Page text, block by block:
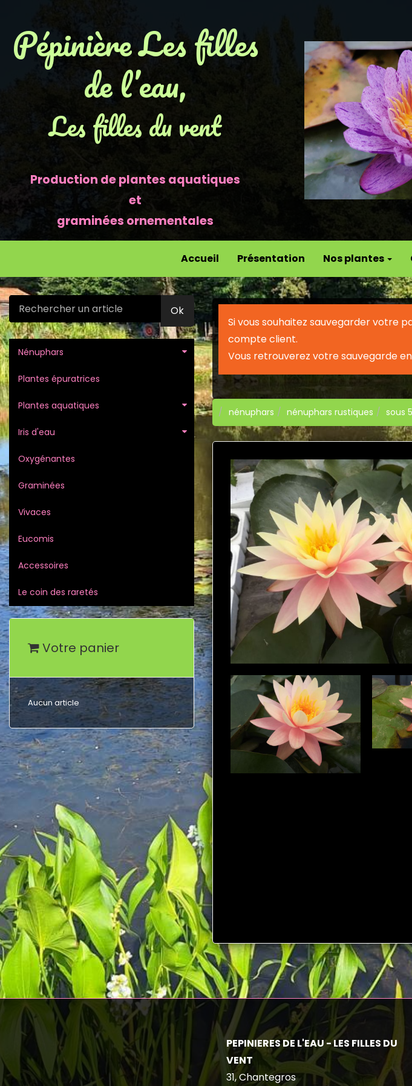
Pépinière Les filles
de l’eau,
Les filles du vent
Production de plantes aquatiques
et
graminées ornementales
Previous
Accueil Présentation Nos plantes
Si vous souhaitez sauvegarder votre
compte client.
Vous retrouverez votre sauvegarde
nénuphars nénuphars rustiques sous
Ok
Nénuphars
Plantes épuratrices
Plantes aquatiques
Iris d'eau
Oxygénantes
Graminées
Vivaces
Eucomis
Accessoires
Le coin des raretés
Votre panier
Aucun article
PEPINIERES DE L'EAU - LES FILLES DU
VENT
31, Chantegros